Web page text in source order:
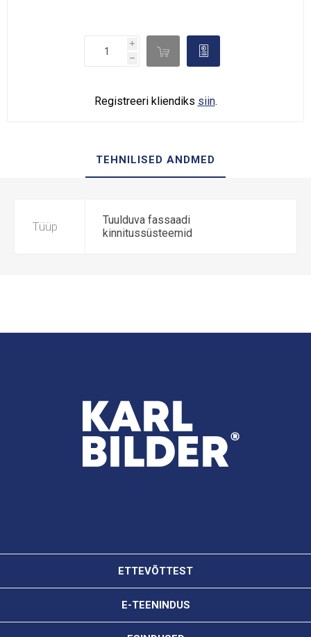
i
h
d 
Registreeri kliendiks siin.
TEHNILISED ANDMED
Tüüp
Tuulduva fassaadi
kinnitussüsteemid
ETTEVÕTTEST
E-TEENINDUS